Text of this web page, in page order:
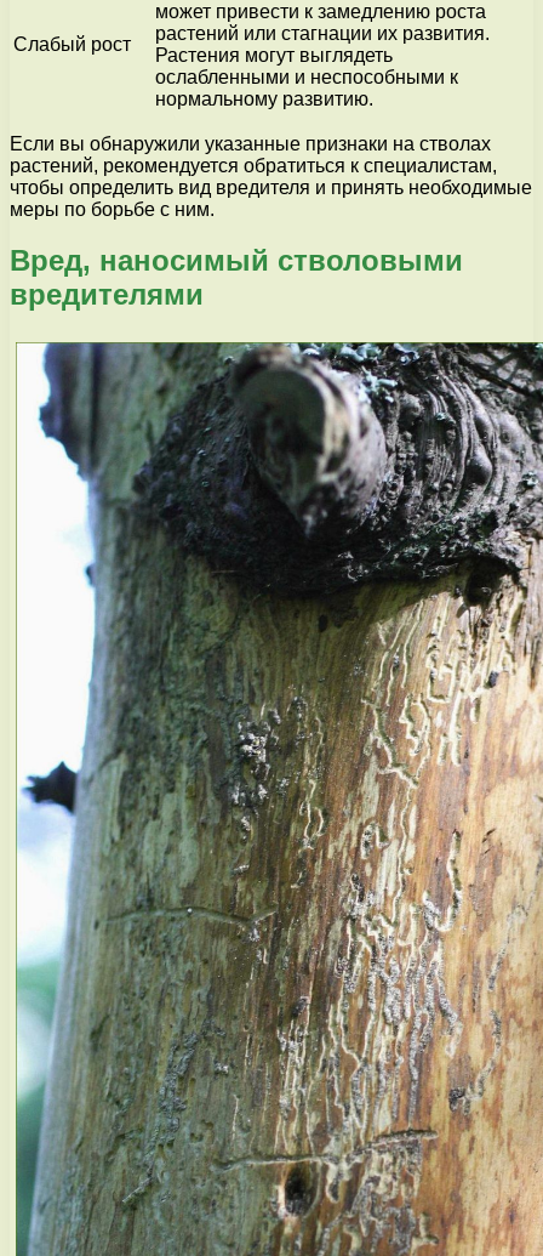
Слабый рост
может привести к замедлению роста
растений или стагнации их развития.
Растения могут выглядеть
ослабленными и неспособными к
нормальному развитию.
Если вы обнаружили указанные признаки на стволах
растений, рекомендуется обратиться к специалистам,
чтобы определить вид вредителя и принять необходимые
меры по борьбе с ним.
Вред, наносимый стволовыми
вредителями